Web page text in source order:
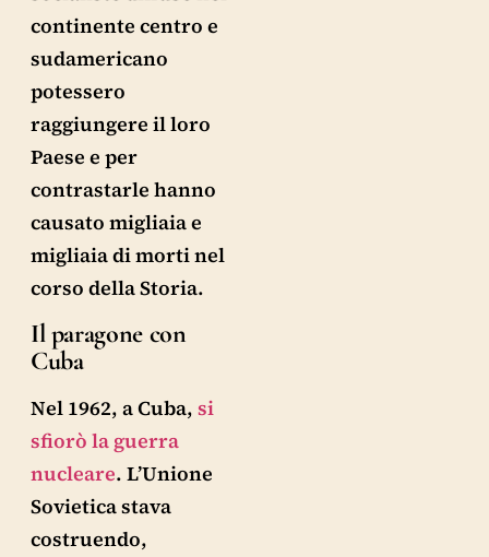
continente centro e
sudamericano
potessero
raggiungere il loro
Paese e per
contrastarle hanno
causato migliaia e
migliaia di morti nel
corso della Storia.
Il paragone con
Cuba
Nel 1962, a Cuba, si
sfiorò la guerra
nucleare. L’Unione
Sovietica stava
costruendo,